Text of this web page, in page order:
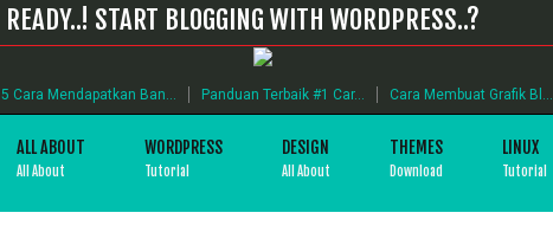
READY..! START BLOGGING WITH WORDPRESS..?
5 Cara Mendapatkan Ban... Panduan Terbaik #1 Car... Cara Membuat Grafik Bl...
ALL ABOUT
All About
WORDPRESS
Tutorial
DESIGN
All About
THEMES
Download
LINUX
Tutorial